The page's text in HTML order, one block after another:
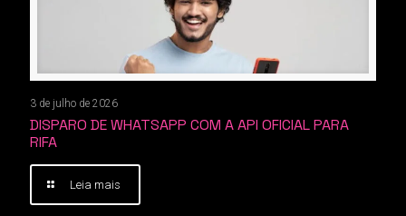
3 de julho de 2026
DISPARO DE WHATSAPP COM A API OFICIAL PARA
RIFA
Leia mais